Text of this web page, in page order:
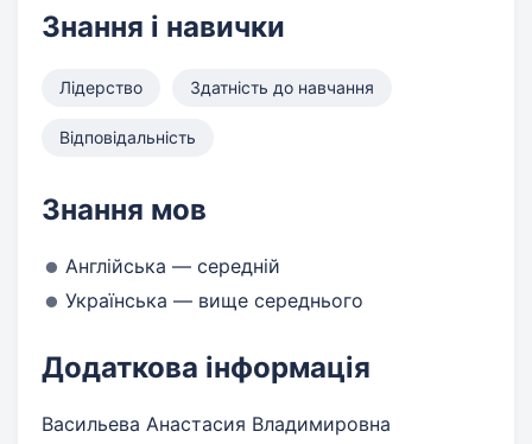
Знання і навички
Лідерство Здатність до навчання
Відповідальність
Знання мов
Англійська — середній
Українська — вище середнього
Додаткова інформація
Васильева Анастасия Владимировна